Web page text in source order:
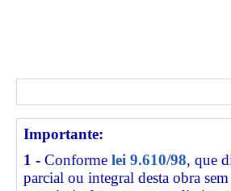
Importante:
1 - Conforme lei 9.610/98, que
parcial ou integral desta obra